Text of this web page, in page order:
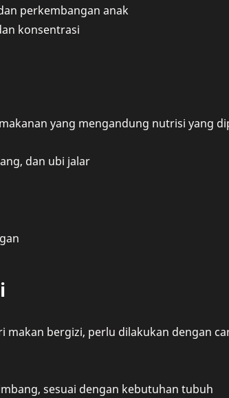
perkembangan anak
konsentrasi
yang mengandung nutrisi yang
dan ubi jalar
bergizi, perlu dilakukan dengan
sesuai dengan kebutuhan tubuh